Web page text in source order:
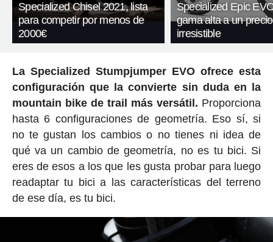
Specialized Chisel 2021, lista
para competir por menos de
2000€
Specialized Epic
gama alta a un precio
irresistible
La Specialized Stumpjumper EVO ofrece esta
configuración que la convierte sin duda en la
mountain bike de trail más versátil. Proporciona
hasta 6 configuraciones de geometría. Eso sí, si
no te gustan los cambios o no tienes ni idea de
qué va un cambio de geometría, no es tu bici. Si
eres de esos a los que les gusta probar para luego
readaptar tu bici a las características del terreno
de ese día, es tu bici.